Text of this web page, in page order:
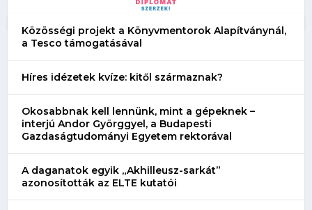
Közösségi projekt a Könyvmentorok Alapítványnál,
a Tesco támogatásával
Híres idézetek kvíze: kitől származnak?
Okosabbnak kell lennünk, mint a gépeknek –
interjú Andor Györggyel, a Budapesti
Gazdaságtudományi Egyetem rektorával
A daganatok egyik „Akhilleusz-sarkát”
azonosították az ELTE kutatói